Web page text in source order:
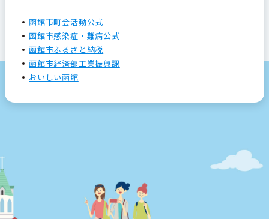
函館市町会活動公式
函館市感染症・難病公式
函館市ふるさと納税
函館市経済部工業振興課
おいしい函館